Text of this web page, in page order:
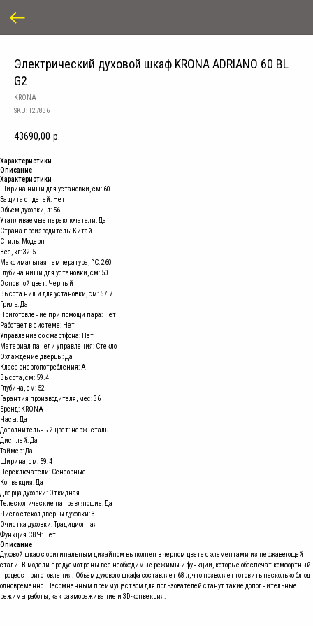
Электрический духовой шкаф KRONA ADRIANO 60 BL
G2
KRONA
SKU:T27836
43690,00 р.
Характеристики
Описание
Характеристики
Ширина ниши для установки, см: 60
Защита от детей: Нет
Объем духовки, л: 56
Утапливаемые переключатели: Да
Страна производитель: Китай
Стиль: Модерн
Вес, кг: 32.5
Максимальная температура, °C: 260
Глубина ниши для установки, см: 50
Основной цвет: Черный
Высота ниши для установки, см: 57.7
Гриль: Да
Приготовление при помощи пара: Нет
Работает в системе: Нет
Управление со смартфона: Нет
Материал панели управления: Стекло
Охлаждение дверцы: Да
Класс энергопотребления: A
Высота, см: 59.4
Глубина, см: 52
Гарантия производителя, мес: 36
Бренд: KRONA
Часы: Да
Дополнительный цвет: нерж. сталь
Дисплей: Да
Таймер: Да
Ширина, см: 59.4
Переключатели: Сенсорные
Конвекция: Да
Дверца духовки: Откидная
Телескопические направляющие: Да
Число стекол дверцы духовки: 3
Очистка духовки: Традиционная
Функция СВЧ: Нет
Описание
Духовой шкаф c оригинальным дизайном выполнен в черном цвете с элементами из нержавеющей
стали. В модели предусмотрены все необходимые режимы и функции, которые обеспечат комфортный
процесс приготовления. Объем духового шкафа составляет 68 л, что позволяет готовить несколько блюд
одновременно. Несомненным преимуществом для пользователей станут такие дополнительные
режимы работы, как размораживание и 3D-конвекция.